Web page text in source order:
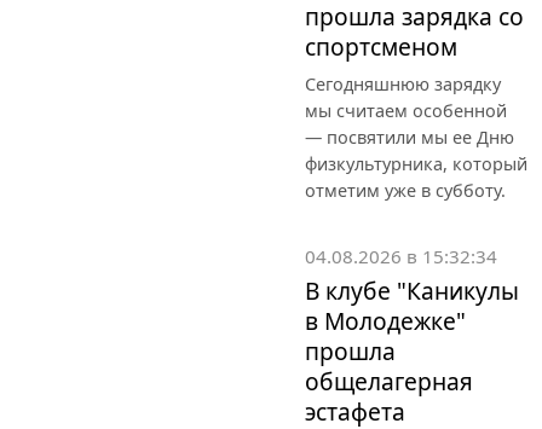
прошла зарядка со
спортсменом
Сегодняшнюю зарядку
мы считаем особенной
— посвятили мы ее Дню
физкультурника, который
отметим уже в субботу.
04.08.2026 в 15:32:34
В клубе "Каникулы
в Молодежке"
прошла
общелагерная
эстафета